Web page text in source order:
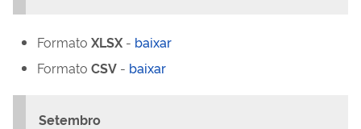
Formato XLSX - baixar
Formato CSV - baixar
Setembro